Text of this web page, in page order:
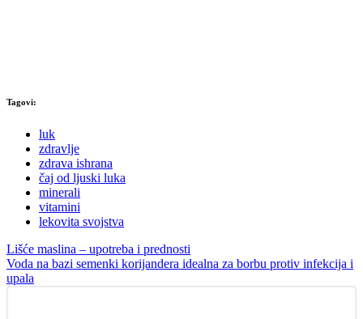
Tagovi:
luk
zdravlje
zdrava ishrana
čaj od ljuski luka
minerali
vitamini
lekovita svojstva
Lišće maslina – upotreba i prednosti
Voda na bazi semenki korijandera idealna za borbu protiv infekcija i
upala